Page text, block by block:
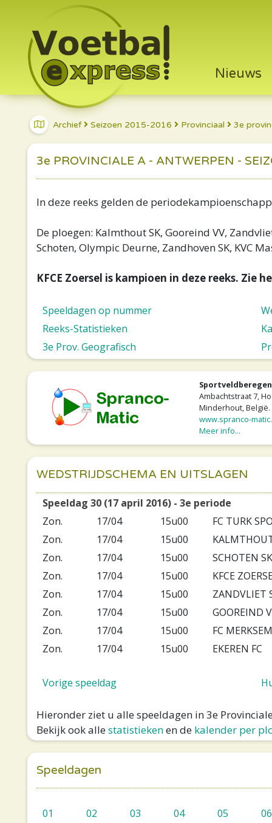
Nieuws
Archief Seizoen 2015-2016 Provinciaal 3e
3e PROVINCIALE A - ANTWERPEN -
In deze reeks gelden de
De ploegen: Kalmthout SK, Gooreind VV,
Schoten, Olympic Deurne, Zandhoven SK, KVC
KFCE Zoersel is kampioen in deze reeks. Zie
Speeldagen op nummer
Reeks-Statistieken
3e Prov. Geografisch
Ambachtstraat 7,
Minderhout, België.
www.spranco-
Meer info...
WEDSTRIJDSCHEMA EN UITSLAGEN
Speeldag 30 (17 april 2016) - 3e periode
Zon.
17/04 15u00
FC TURK
Zon.
17/04 15u00
Zon.
17/04 15u00
SCHOTEN SK
Zon.
17/04 15u00
KFCE
Zon.
17/04 15u00
ZANDVLIET
Zon.
17/04 15u00
GOOREIND
Zon.
17/04 15u00
FC MERKSEM
Zon.
17/04 15u00 EKEREN FC
Vorige speeldag
Hieronder ziet u alle speeldagen in 3e
Bekijk ook allestatistiekenen de kalender per
Speeldagen
01 02 03 04 05
06